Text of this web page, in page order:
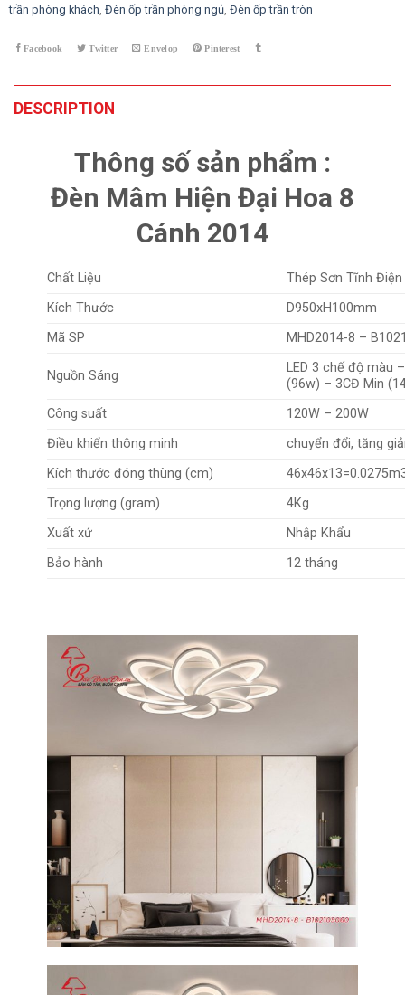
trần phòng khách, Đèn ốp trần phòng ngủ, Đèn ốp trần tròn
DESCRIPTION
Thông số sản phẩm :
Đèn Mâm Hiện Đại Hoa 8
Cánh 2014
Chất Liệu
Thép Sơn Tĩnh
Kích Thước
D950xH100mm
Mã SP
MHD2014-8 –
Nguồn Sáng
LED 3 chế độ màu
(96w) – 3CĐ Min
Công suất
120W – 200W
Điều khiển thông minh
chuyển đổi, tăng
Kích thước đóng thùng (cm)
Trọng lượng (gram)
4Kg
Xuất xứ
Nhập Khẩu
Bảo hành
12 tháng